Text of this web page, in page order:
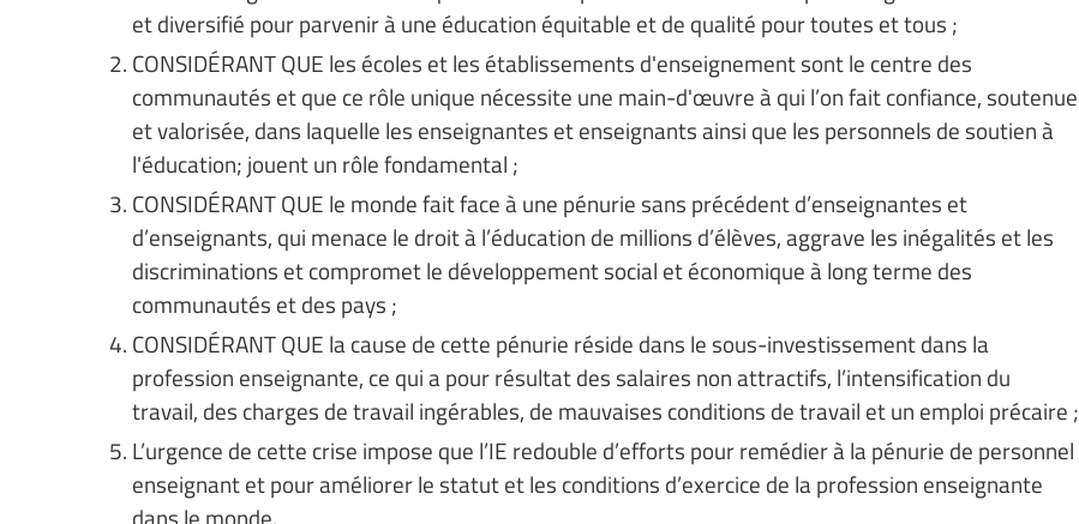
et diversifié pour parvenir à une éducation équitable et de qualité pour toutes et tous ;
CONSIDÉRANT QUE les écoles et les établissements d'enseignement sont le centre des
communautés et que ce rôle unique nécessite une main-d'œuvre à qui l’on fait confiance, soutenue
et valorisée, dans laquelle les enseignantes et enseignants ainsi que les personnels de soutien à
l'éducation; jouent un rôle fondamental ;
CONSIDÉRANT QUE le monde fait face à une pénurie sans précédent d’enseignantes et
d’enseignants, qui menace le droit à l’éducation de millions d’élèves, aggrave les inégalités et les
discriminations et compromet le développement social et économique à long terme des
communautés et des pays ;
CONSIDÉRANT QUE la cause de cette pénurie réside dans le sous-investissement dans la
profession enseignante, ce qui a pour résultat des salaires non attractifs, l’intensification du
travail, des charges de travail ingérables, de mauvaises conditions de travail et un emploi précaire ;
L’urgence de cette crise impose que l’IE redouble d’efforts pour remédier à la pénurie de personnel
enseignant et pour améliorer le statut et les conditions d’exercice de la profession enseignante
dans le monde.